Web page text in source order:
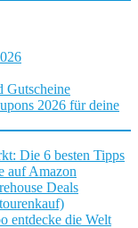
Gutscheine
2026 für deine
Die 6 besten Tipps
auf Amazon
Deals
entdecke die Welt